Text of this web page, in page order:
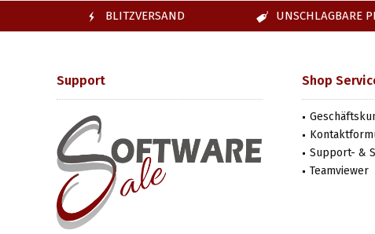
BLITZVERSAND UNSCHLAGBARE
Support Shop
Support- &
Teamviewer